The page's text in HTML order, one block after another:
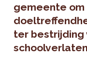
gemeente om
ter bestrijding